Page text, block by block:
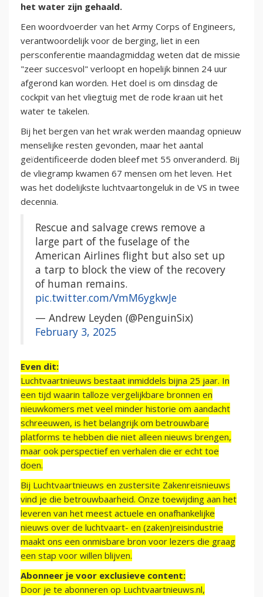
het water zijn gehaald.
Een woordvoerder van het Army Corps of Engineers,
verantwoordelijk voor de berging, liet in een
persconferentie maandagmiddag weten dat de missie
"zeer succesvol" verloopt en hopelijk binnen 24 uur
afgerond kan worden. Het doel is om dinsdag de
cockpit van het vliegtuig met de rode kraan uit het
water te takelen.
Bij het bergen van het wrak werden maandag opnieuw
menselijke resten gevonden, maar het aantal
geïdentificeerde doden bleef met 55 onveranderd. Bij
de vliegramp kwamen 67 mensen om het leven. Het
was het dodelijkste luchtvaartongeluk in de VS in twee
decennia.
Rescue and salvage crews remove a
large part of the fuselage of the
American Airlines flight but also set up
a tarp to block the view of the recovery
of human remains.
pic.twitter.com/VmM6ygkwJe
— Andrew Leyden (@PenguinSix)
February 3, 2025
Even dit:
Luchtvaartnieuws bestaat inmiddels bijna 25 jaar. In
een tijd waarin talloze vergelijkbare bronnen en
nieuwkomers met veel minder historie om aandacht
schreeuwen, is het belangrijk om betrouwbare
platforms te hebben die niet alleen nieuws brengen,
maar ook perspectief en verhalen die er echt toe
doen.
Bij Luchtvaartnieuws en zustersite Zakenreisnieuws
vind je die betrouwbaarheid. Onze toewijding aan het
leveren van het meest actuele en onafhankelijke
nieuws over de luchtvaart- en (zaken)reisindustrie
maakt ons een onmisbare bron voor lezers die graag
een stap voor willen blijven.
Abonneer je voor exclusieve content:
Door je te abonneren op Luchtvaartnieuws.nl,